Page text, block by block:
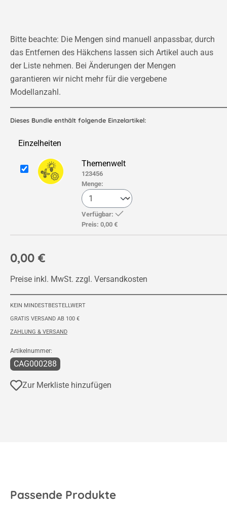
Bitte beachte: Die Mengen sind manuell anpassbar, durch
das Entfernen des Häkchens lassen sich Artikel auch aus
der Liste nehmen. Bei Änderungen der Mengen
garantieren wir nicht mehr für die vergebene
Modellanzahl.
0,00 €
Preise inkl. MwSt. zzgl. Versandkosten
Dieses Bundle enthält folgende Einzelartikel:
Einzelheiten
Themenwelt
123456
Menge:
Verfügbar:
Preis: 0,00 €
KEIN MINDESTBESTELLWERT
GRATIS VERSAND AB 100 €
ZAHLUNG & VERSAND
Artikelnummer:
CAG000288
Zur Merkliste hinzufügen
Passende Produkte